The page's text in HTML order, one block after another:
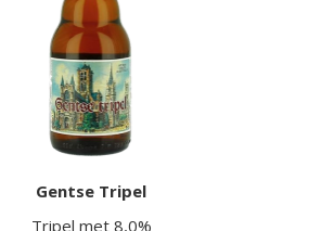
Gentse Tripel
Tripel met 8,0%